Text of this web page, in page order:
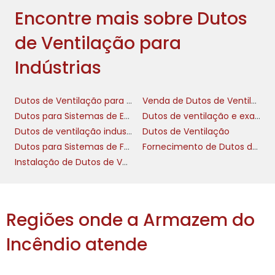
desagradáveis e a remoção de poluentes do
ar. Isso não só melhora a atmosfera geral da
fábrica, mas também auxilia na satisfação e
bem-estar dos empregados, aumentando a
produtividade e reduzindo o absenteísmo. Um
chave para o sucesso operacional das
empresas.
COMO ESCOLHER O DUTO
DE VENTILAÇÃO IDEAL
Escolher o duto de ventilação
correto
envolve considerar diversos fatores, como o
tipo de operação industrial, a quantidade de
Encontre mais sobre Dutos
de Ventilação para
Indústrias
Dutos de Ventilação para Indústrias
Venda de Dutos de Ventilação para Fumaça
Dutos para Sistemas de Evacuação de Fumaça
Dutos de ventilação e exaustão
Dutos de ventilação industrial
Dutos de Ventilação
Dutos para Sistemas de Fumaça
Fornecimento de Dutos de Ventilação
Instalação de Dutos de Ventilação para Fumaça
Regiões onde a Armazem do
Incêndio atende